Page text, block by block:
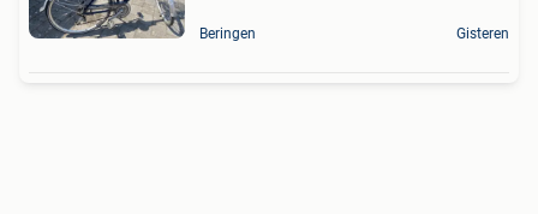
Beringen Gisteren